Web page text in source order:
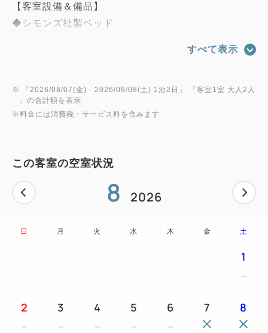
【客室設備＆備品】
◆シモンズ社製ベッド
○加湿機能付き空気清浄機
○液晶テレビ
○煎茶、コーヒー
すべて表示
※ 「 2026/08/07(金) - 2026/08/08(土) 1泊2日 」 「客室1室 大人2人
」の合計額を表示
※料金には消費税・サービス料を含みます
この客室の空室状況
8 2026
日 月 火 水 木 金 土
1
2 3 4 5 6 7 8